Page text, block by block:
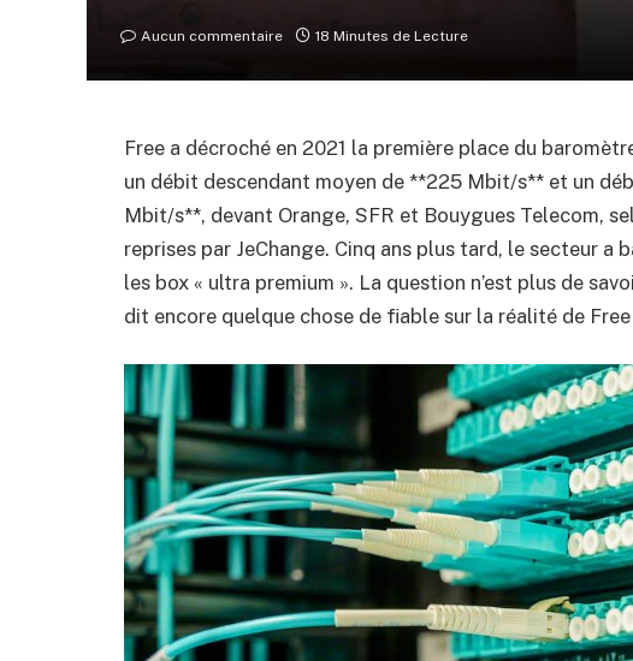
Aucun commentaire 18 Minutes de Lecture
Free a décroché en 2021 la première place du
un débit descendant moyen de **225 Mbit/s** et un
Mbit/s**, devant Orange, SFR et Bouygues Telecom,
reprises par JeChange. Cinq ans plus tard, le secteur
les box « ultra premium ». La question n’est plus de
dit encore quelque chose de fiable sur la réalité de